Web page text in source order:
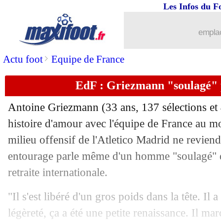
Actu foot> Equipe de France
Les Infos du
EdF : Griezmann "soulagé"
Antoine Griezmann (33 ans, 137 sélections
histoire d'amour avec l'équipe de France au
milieu offensif de l'Atletico Madrid ne
entourage parle même d'un homme "soulagé"
retraite internationale.
"Il s'est libéré d'un gros poids dans la tête. Il
légèreté, ça a été une petite renaissance. Il
: La Roche-sur-Yon 0-1 Brest
21/12 Man City: Guardiola sait ce qui
21/12 Ita.: le 1er but de Dallinga libère
: Feignies-Aulnoye-Lyon, les
21/12 PSG: le point mercato d'Enrique
21/12 Man City: Haaland fait confiance à
21/12 EdF: Maignan, le démenti de
21/12 Man City: une triste première pour